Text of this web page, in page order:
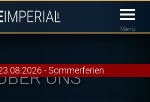
Menü
- Sommerferien
UNS